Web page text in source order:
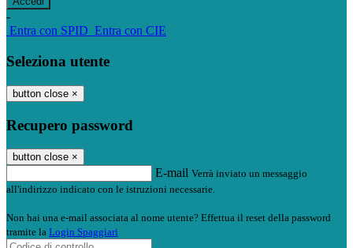
-
Entra con SPID Entra con CIE
Seleziona utente
button close ×
Recupero password
button close ×
E-mail Verrà inviato un messaggio
all'indirizzo indicato con le istruzioni necessarie.
Non hai una e-mail associata al nome utente? Effettua il reset della password
tramite la Login Spaggiari